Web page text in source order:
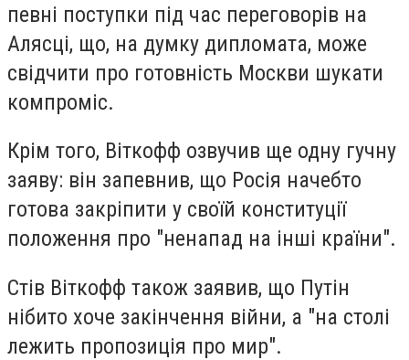
певні поступки під час переговорів на
Алясці, що, на думку дипломата, може
свідчити про готовність Москви шукати
компроміс.
Крім того, Віткофф озвучив ще одну гучну
заяву: він запевнив, що Росія начебто
готова закріпити у своїй конституції
положення про "ненапад на інші країни".
Стів Віткофф також заявив, що Путін
нібито хоче закінчення війни, а "на столі
лежить пропозиція про мир".